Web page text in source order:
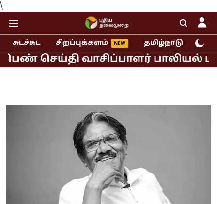
\
சுடச்சுட சிறப்புக்களம் தமிழ்நாடு
வாசிப்பாளர் பாலியல் புகார்!